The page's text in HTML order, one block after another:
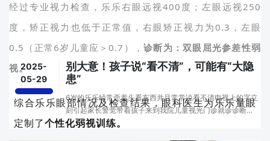
经过专业视力检查，乐乐右眼远视400度；左眼远视250
度，矫正视力也低于正常值，右眼矫正视力为0.3，左眼
0.5（正常6岁儿童应＞0.7），诊断为：双眼屈光参差性弱
视。
综合乐乐眼部情况及检查结果，眼科医生为乐乐量眼
定制了个性化弱视训练。
2025-
05-29
别大意！孩子说“看不清”，可能有“大隐
患”
6岁的乐乐经常歪着头看东西并且常常说看不清电视上的字立
刻引起家长警觉带着孩子来到我院儿童视光门诊就诊诊断
为：双眼屈光参差性弱视详细检查结果经过专业视力检查，